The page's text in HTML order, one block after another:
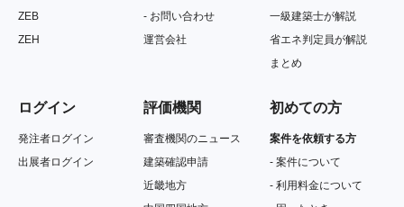
ZEB
ZEH
- お問い合わせ
運営会社
一級建築士が解説
省エネ判定員が解説
まとめ
ログイン
発注者ログイン
出展者ログイン
評価機関
審査機関のニュース
建築確認申請
近畿地方
初めての方
案件を依頼する方
- 案件について
- 利用料金について